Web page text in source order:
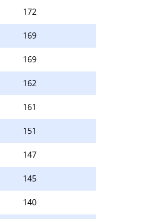
172
169
169
162
161
151
147
145
140